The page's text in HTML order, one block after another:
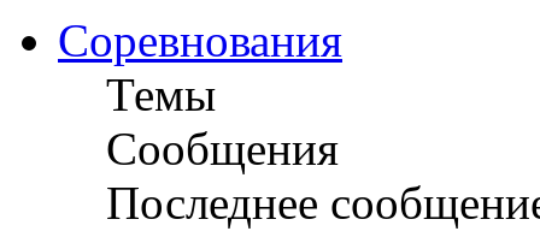
Соревнования
Темы
Сообщения
Последнее